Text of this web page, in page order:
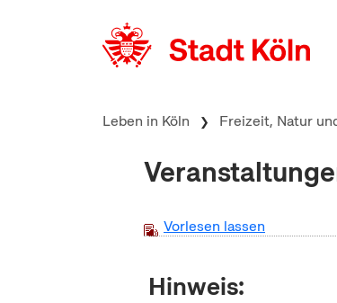
Leben in Köln Freizeit, Natur
Vorlesen lassen
Hinweis: